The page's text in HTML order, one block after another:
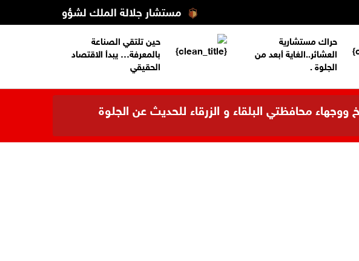
مستشار جلالة الملك لشؤون العشائر كنيعان
حراك مستشارية
العشائر..الغاية أبعد من
الجلوة .
حين تلتقي الصناعة
بالمعرفة… يبدأ الاقتصاد
الحقيقي
محافظتي البلقاء و الزرقاء للحديث عن الجلوة